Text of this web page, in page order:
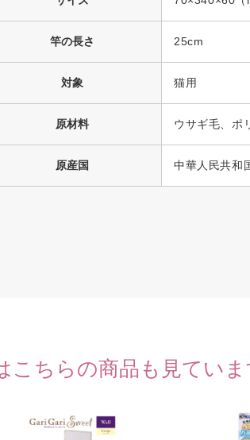
竿の長さ 25cm
対象 猫用
原材料 ウサギ毛、ポ
原産国 中華人民共和
こちらの商品も見ていま